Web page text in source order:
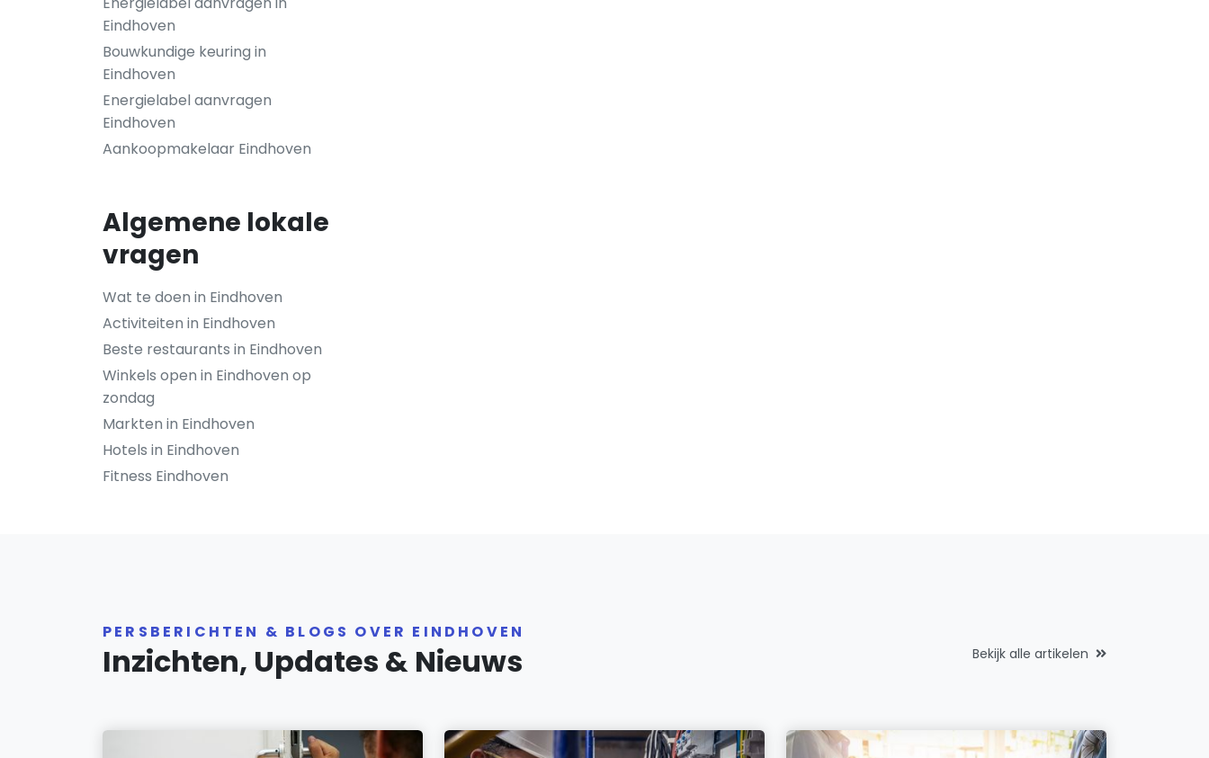
Eindhoven
Bouwkundige keuring in
Eindhoven
Energielabel aanvragen
Eindhoven
Aankoopmakelaar Eindhoven
Algemene lokale
vragen
Wat te doen in Eindhoven
Activiteiten in Eindhoven
Beste restaurants in Eindhoven
Winkels open in Eindhoven op
zondag
Markten in Eindhoven
Hotels in Eindhoven
Fitness Eindhoven
PERSBERICHTEN & BLOGS OVER EINDHOVEN
Inzichten, Updates & Nieuws Bekijk alle artikelen